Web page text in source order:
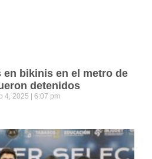
en bikinis en el metro de
detenidos
4, 2025 6:07 pm